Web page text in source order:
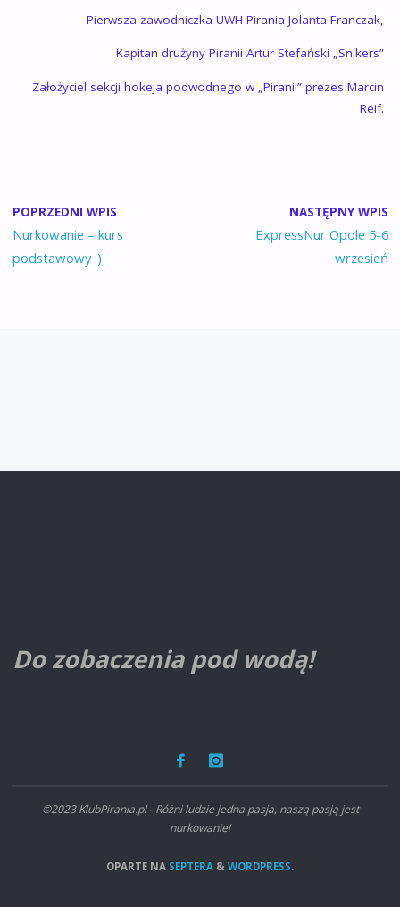
Pierwsza zawodniczka UWH Pirania Jolanta Franczak,
Kapitan drużyny Piranii Artur Stefański „Snikers”
Założyciel sekcji hokeja podwodnego w „Piranii” prezes Marcin
Reif.
POPRZEDNI WPIS
Nurkowanie – kurs
podstawowy :)
NASTĘPNY WPIS
ExpressNur Opole 5-6
wrzesień
Do zobaczenia pod wodą!
©2023 KlubPirania.pl - Różni ludzie jedna pasja, naszą pasją jest
nurkowanie!
OPARTE NA SEPTERA & WORDPRESS.